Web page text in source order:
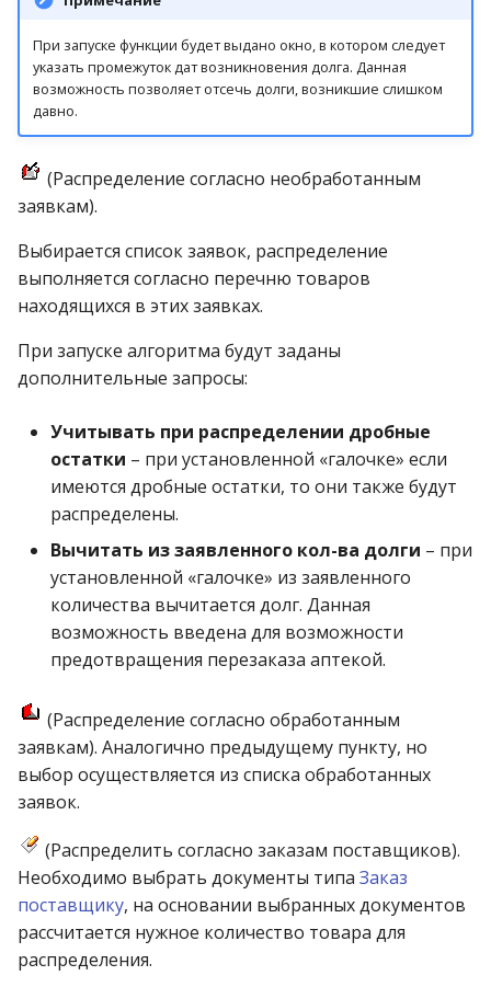
При запуске функции будет выдано окно, в котором следует
указать промежуток дат возникновения долга. Данная
возможность позволяет отсечь долги, возникшие слишком
давно.
(Распределение согласно необработанным
заявкам).
Выбирается список заявок, распределение
выполняется согласно перечню товаров
находящихся в этих заявках.
При запуске алгоритма будут заданы
дополнительные запросы:
Учитывать при распределении дробные
остатки – при установленной «галочке» если
имеются дробные остатки, то они также будут
распределены.
Вычитать из заявленного кол-ва долги – при
установленной «галочке» из заявленного
количества вычитается долг. Данная
возможность введена для возможности
предотвращения перезаказа аптекой.
(Распределение согласно обработанным
заявкам). Аналогично предыдущему пункту, но
выбор осуществляется из списка обработанных
заявок.
(Распределить согласно заказам поставщиков).
Необходимо выбрать документы типа Заказ
поставщику, на основании выбранных документов
рассчитается нужное количество товара для
распределения.